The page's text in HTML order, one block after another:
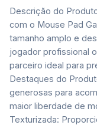
Descrição do
com o Mouse Pad
tamanho amplo e
jogador profissional
parceiro ideal para
Destaques do
generosas para
maior liberdade de
Texturizada: